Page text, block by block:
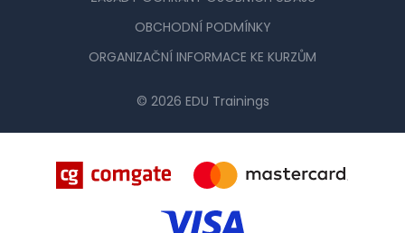
OBCHODNÍ PODMÍNKY
ORGANIZAČNÍ INFORMACE KE KURZŮM
© 2026 EDU Trainings